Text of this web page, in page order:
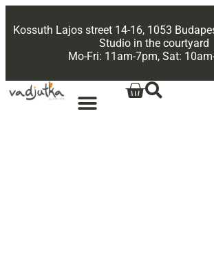
Kossuth Lajos street 14-16, 1053
Studio in the courtyard
Mo-Fri: 11am-7pm, Sat: